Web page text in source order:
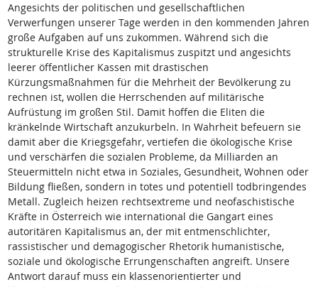
Angesichts der politischen und gesellschaftlichen
Verwerfungen unserer Tage werden in den kommenden Jahren
große Aufgaben auf uns zukommen. Während sich die
strukturelle Krise des Kapitalismus zuspitzt und angesichts
leerer öffentlicher Kassen mit drastischen
Kürzungsmaßnahmen für die Mehrheit der Bevölkerung zu
rechnen ist, wollen die Herrschenden auf militärische
Aufrüstung im großen Stil. Damit hoffen die Eliten die
kränkelnde Wirtschaft anzukurbeln. In Wahrheit befeuern sie
damit aber die Kriegsgefahr, vertiefen die ökologische Krise
und verschärfen die sozialen Probleme, da Milliarden an
Steuermitteln nicht etwa in Soziales, Gesundheit, Wohnen oder
Bildung fließen, sondern in totes und potentiell todbringendes
Metall. Zugleich heizen rechtsextreme und neofaschistische
Kräfte in Österreich wie international die Gangart eines
autoritären Kapitalismus an, der mit entmenschlichter,
rassistischer und demagogischer Rhetorik humanistische,
soziale und ökologische Errungenschaften angreift. Unsere
Antwort darauf muss ein klassenorientierter und